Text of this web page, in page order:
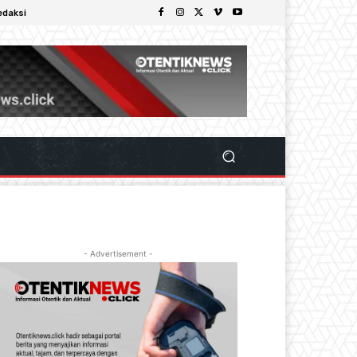
- Advertisement -